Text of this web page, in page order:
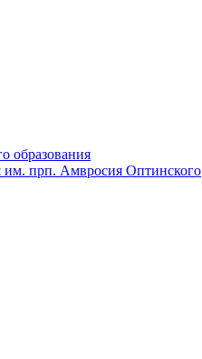
образования
им. прп. Амвросия Оптинского